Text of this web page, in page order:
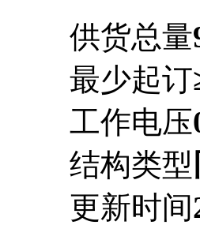
供货总量
最少起订
工作电压
结构类型
更新时间